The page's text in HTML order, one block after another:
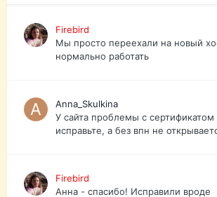
Firebird
Мы просто переехали на новый
нормально работать
Anna_Skulkina
У сайта проблемы с сертификатом
исправьте, а без впн не
Firebird
Анна - спасибо! Исправили вроде